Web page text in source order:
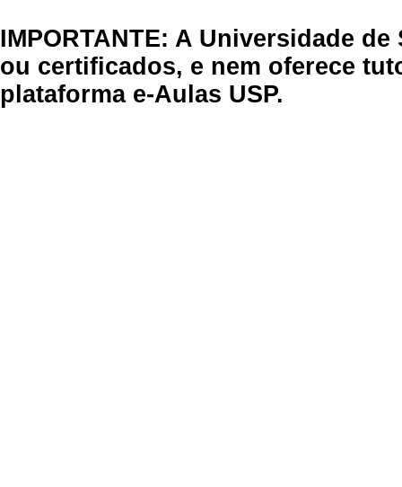
IMPORTANTE: A Universidade
ou certificados, e nem oferece
plataforma e-Aulas USP.